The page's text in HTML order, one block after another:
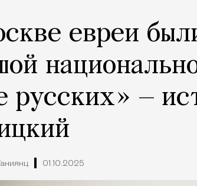
евреи
русских» —
01.10.2025